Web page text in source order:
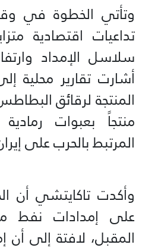
وتأتي الخطوة في
تداعيات اقتصادية
سلاسل الإمداد
أشارت تقارير محلية
منتجاً بعبوات
المرتبط بالحرب على
وأكدت تاكايتشي أن
على إمدادات نفط
المقبل، لافتة إلى أن